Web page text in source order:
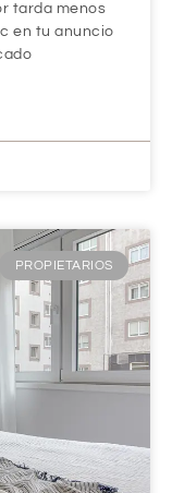
tarda menos
en tu anuncio
PROPIETARIOS